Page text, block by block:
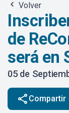
Volver
de
será en
05 de
share Compartir